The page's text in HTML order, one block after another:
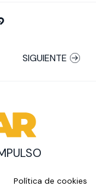
SIGUIENTE
Política de cookies